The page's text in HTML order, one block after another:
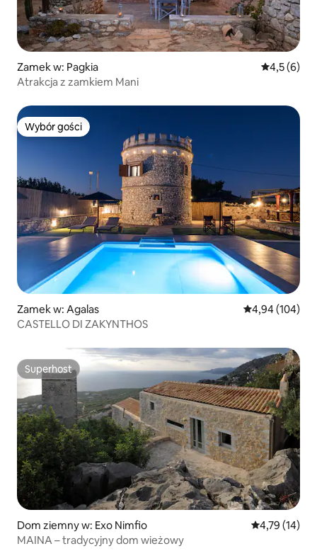
Zamek w: Pagkia Średnia
4,5 (6)
Atrakcja z zamkiem Mani
Wybór gości
Wybór gości
Zamek w: Agalas Średnia
4,94 (104)
CASTELLO DI ZAKYNTHOS
Superhost
Superhost
Dom ziemny w: Exo Nimfio Średnia
4,79 (14)
MAINA – tradycyjny dom wieżowy